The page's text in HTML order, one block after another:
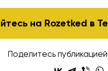
на Rozetked в
Поделитесь публикацией